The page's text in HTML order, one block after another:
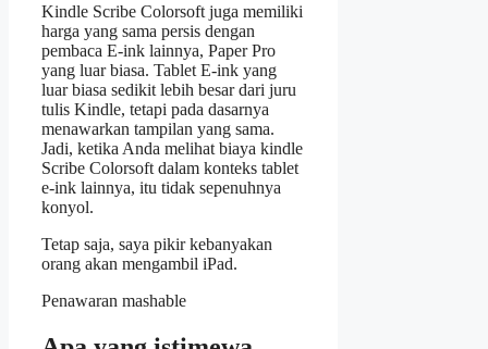
Kindle Scribe Colorsoft juga memiliki
harga yang sama persis dengan
pembaca E-ink lainnya, Paper Pro
yang luar biasa. Tablet E-ink yang
luar biasa sedikit lebih besar dari juru
tulis Kindle, tetapi pada dasarnya
menawarkan tampilan yang sama.
Jadi, ketika Anda melihat biaya kindle
Scribe Colorsoft dalam konteks tablet
e-ink lainnya, itu tidak sepenuhnya
konyol.
Tetap saja, saya pikir kebanyakan
orang akan mengambil iPad.
Penawaran mashable